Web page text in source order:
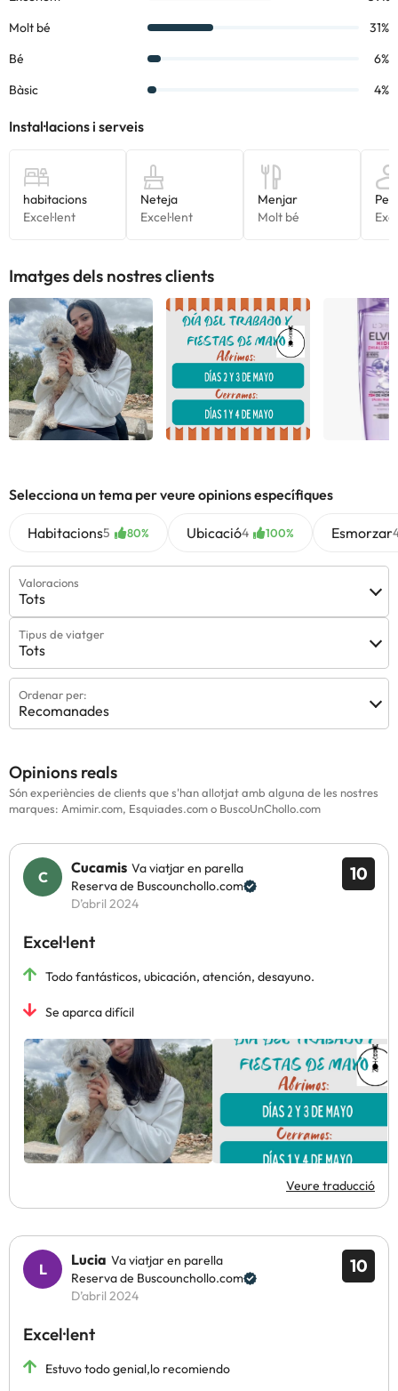
Imatges dels nostres clients
Selecciona un tema per veure opinions específiques
Habitacions5 80% Ubicació4 100% Esmorzar
Valoracions
Tots
Tipus de viatger
Tots
Ordenar per:
Recomanades
Opinions reals
Són experiències de clients que s'han allotjat amb alguna de les nostres
marques: Amimir.com, Esquiades.com o BuscoUnChollo.com
10
Cucamis Va viatjar en parella
Reserva de Buscounchollo.com
D’abril 2024
Excel·lent
Todo fantásticos, ubicación, atención, desayuno.
Se aparca difícil
Veure traducció
10
Lucia Va viatjar en parella
Reserva de Buscounchollo.com
D’abril 2024
Excel·lent
Estuvo todo genial,lo recomiendo